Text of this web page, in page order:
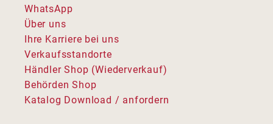
WhatsApp
Über uns
Ihre Karriere bei uns
Verkaufsstandorte
Händler Shop (Wiederverkauf)
Behörden Shop
Katalog Download / anfordern